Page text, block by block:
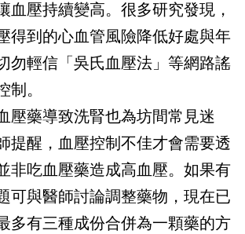
血壓持續變高。很多研究發現，
得到的心血管風險降低好處與年
勿輕信「吳氏血壓法」等網路謠
制。
壓藥導致洗腎也為坊間常見迷
提醒，血壓控制不佳才會需要透
非吃血壓藥造成高血壓。如果有
可與醫師討論調整藥物，現在已
多有三種成份合併為一顆藥的方